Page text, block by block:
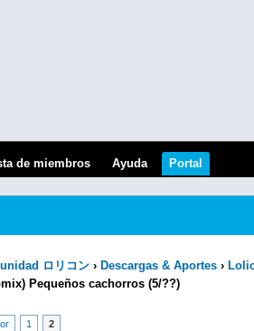
de miembros Ayuda Portal
ロリコン › Descargas & Aportes ›
Pequeños cachorros (5/??)
1 2